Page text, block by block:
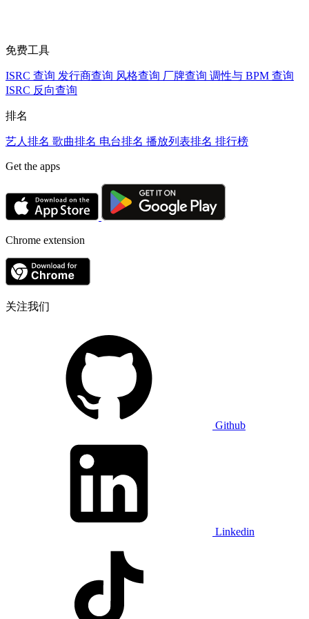
免费工具
ISRC 查询 发行商查询 风格查询 厂牌查询 调性与 BPM 查询
ISRC 反向查询
排名
艺人排名 歌曲排名 电台排名 播放列表排名 排行榜
Get the apps
Chrome extension
关注我们
Github
Linkedin